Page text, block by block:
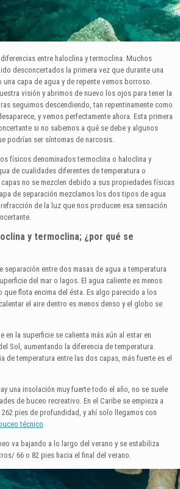
entre haloclina y termoclina. Muchos
desconcertados la primera vez que durante una
una capa de agua y de repente vemos borroso.
visión y abrimos de nuevo los ojos para tener la
seguimos descendiendo, tan repentinamente como
y vemos perfectamente ahora. Esta primera
si no sabemos a qué se debe y algunos
podrían ser síntomas de narcosis.
físicos denominados termoclina o haloclina y
de cualidades diferentes de temperatura o
no se mezclen debido a sus propiedades físicas
de separación mezclamos los dos tipos de agua
de la luz que nos producen esa sensación
y termoclina; ¿por qué se
separación entre dos masas de agua a temperatura
del mar o lagos. El agua caliente es menos
que flota encima del ésta. Es algo parecido a los
el aire dentro es menos denso y el globo se
en la superficie se calienta más aún al estar en
Sol, aumentando la diferencia de temperatura.
de temperatura entre las dos capas, más fuerte es el
una insolación muy fuerte todo el año, no se suele
de buceo recreativo. En el Caribe se empieza a
pies de profundidad, y ahí solo llegamos con
buceo técnico.
va bajando a lo largo del verano y se estabiliza
66 o 82 pies hacia el final del verano.